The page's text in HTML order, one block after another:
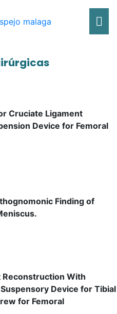
Cruciate Ligament
Device for Femoral
Finding of
With
Device for Tibial
for Femoral